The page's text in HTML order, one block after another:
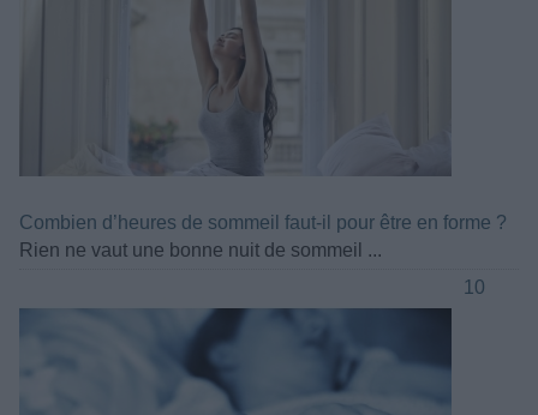
Combien d’heures de sommeil faut-il pour être en forme ?
Rien ne vaut une bonne nuit de sommeil ...
10